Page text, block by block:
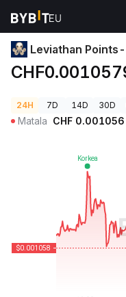
Kryptohinnat Leviathan
Leviathan
24H 7D 14D 30D
Matala CHF 0.001056